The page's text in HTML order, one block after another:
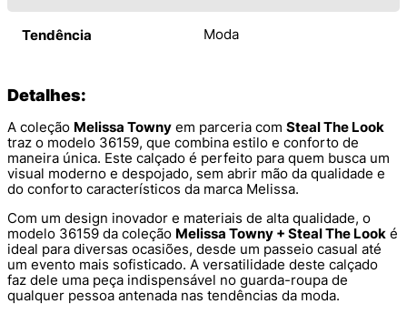
Tendência Moda
Detalhes:
A coleção Melissa Towny em parceria com Steal The Look
traz o modelo 36159, que combina estilo e conforto de
maneira única. Este calçado é perfeito para quem busca um
visual moderno e despojado, sem abrir mão da qualidade e
do conforto característicos da marca Melissa.
Com um design inovador e materiais de alta qualidade, o
modelo 36159 da coleção Melissa Towny + Steal The Look é
ideal para diversas ocasiões, desde um passeio casual até
um evento mais sofisticado. A versatilidade deste calçado
faz dele uma peça indispensável no guarda-roupa de
qualquer pessoa antenada nas tendências da moda.